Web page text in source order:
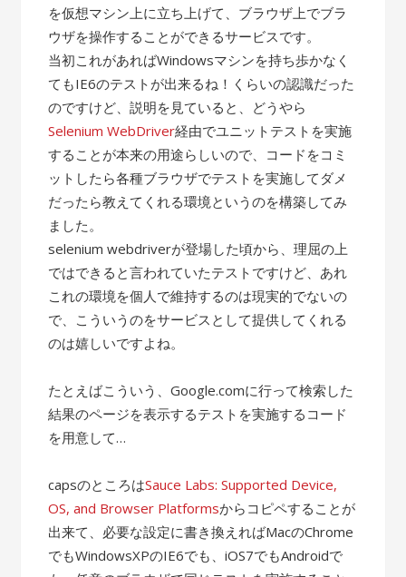
を仮想マシン上に立ち上げて、ブラウザ上でブラ
ウザを操作することができるサービスです。
当初これがあればWindowsマシンを持ち歩かなく
てもIE6のテストが出来るね！くらいの認識だった
のですけど、説明を見ていると、どうやら
Selenium WebDriver経由でユニットテストを実施
することが本来の用途らしいので、コードをコミ
ットしたら各種ブラウザでテストを実施してダメ
だったら教えてくれる環境というのを構築してみ
ました。
selenium webdriverが登場した頃から、理屈の上
ではできると言われていたテストですけど、あれ
これの環境を個人で維持するのは現実的でないの
で、こういうのをサービスとして提供してくれる
のは嬉しいですよね。
たとえばこういう、Google.comに行って検索した
結果のページを表示するテストを実施するコード
を用意して…
capsのところはSauce Labs: Supported Device,
OS, and Browser Platformsからコピペすることが
出来て、必要な設定に書き換えればMacのChrome
でもWindowsXPのIE6でも、iOS7でもAndroidで